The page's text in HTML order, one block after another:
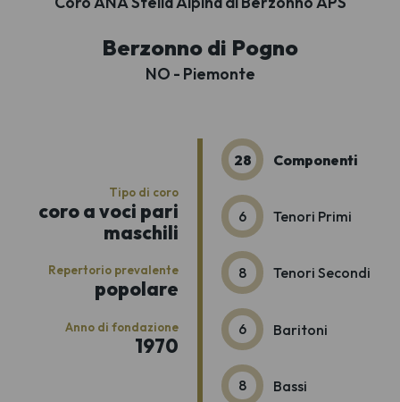
Berzonno di Pogno
NO - Piemonte
Tipo di coro
coro a voci pari
maschili
Repertorio prevalente
popolare
Anno di fondazione
1970
28 Componenti
6 Tenori Primi
8 Tenori Secondi
6 Baritoni
8 Bassi